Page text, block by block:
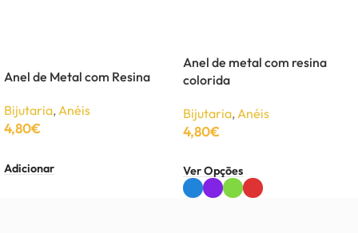
Anel de Metal com Resina
Bijutaria,Anéis
4,80€
Adicionar
Anel de metal com resina
colorida
Bijutaria,Anéis
4,80€
Ver Opções